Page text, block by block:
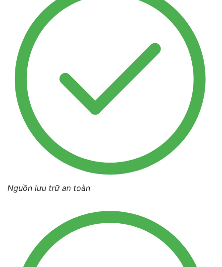
Nguồn lưu trữ an toàn